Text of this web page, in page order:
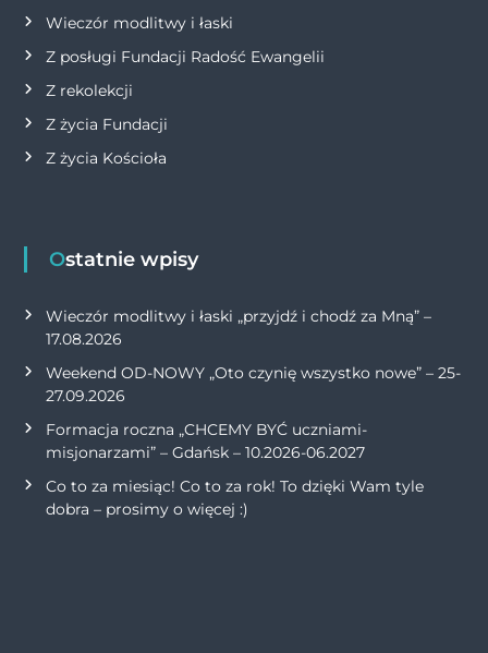
Wieczór modlitwy i łaski
Z posługi Fundacji Radość Ewangelii
Z rekolekcji
Z życia Fundacji
Z życia Kościoła
Ostatnie wpisy
Wieczór modlitwy i łaski „przyjdź i chodź za Mną” –
17.08.2026
Weekend OD-NOWY „Oto czynię wszystko nowe” – 25-
27.09.2026
Formacja roczna „CHCEMY BYĆ uczniami-
misjonarzami” – Gdańsk – 10.2026-06.2027
Co to za miesiąc! Co to za rok! To dzięki Wam tyle
dobra – prosimy o więcej :)